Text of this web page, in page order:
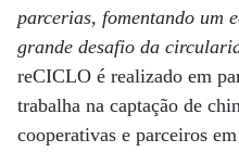
parcerias, fomentando um
grande desafio da
reCICLO é realizado em
trabalha na captação de
cooperativas e parceiros